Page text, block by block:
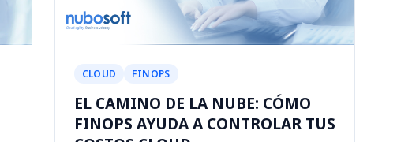
CLOUD FINOPS
EL CAMINO DE LA NUBE: CÓMO
FINOPS AYUDA A CONTROLAR TUS